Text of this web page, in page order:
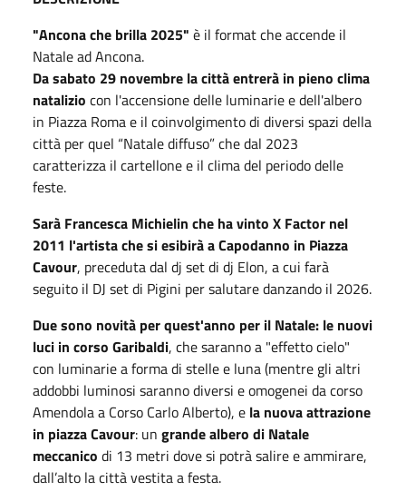
"Ancona che brilla 2025" è il format che accende il
Natale ad Ancona.
Da sabato 29 novembre la città entrerà in pieno clima
natalizio con l'accensione delle luminarie e dell'albero
in Piazza Roma e il coinvolgimento di diversi spazi della
città per quel “Natale diffuso” che dal 2023
caratterizza il cartellone e il clima del periodo delle
feste.
Sarà Francesca Michielin che ha vinto X Factor nel
2011 l'artista che si esibirà a Capodanno in Piazza
Cavour, preceduta dal dj set di dj Elon, a cui farà
seguito il DJ set di Pigini per salutare danzando il 2026.
Due sono novità per quest'anno per il Natale: le nuovi
luci in corso Garibaldi, che saranno a "effetto cielo"
con luminarie a forma di stelle e luna (mentre gli altri
addobbi luminosi saranno diversi e omogenei da corso
Amendola a Corso Carlo Alberto), e la nuova attrazione
in piazza Cavour: un grande albero di Natale
meccanico di 13 metri dove si potrà salire e ammirare,
dall’alto la città vestita a festa.